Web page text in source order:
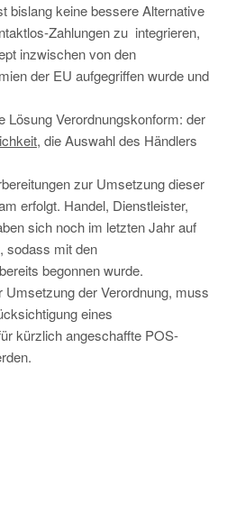
bislang keine bessere Alternative
Zahlungen zu integrieren,
inzwischen von den
der EU aufgegriffen wurde und
Lösung Verordnungskonform: der
, die Auswahl des Händlers
zur Umsetzung dieser
erfolgt. Handel, Dienstleister,
sich noch im letzten Jahr auf
sodass mit den
begonnen wurde.
Umsetzung der Verordnung, muss
eines
kürzlich angeschaffte POS-